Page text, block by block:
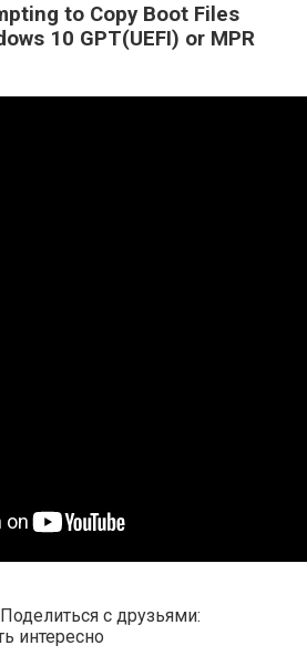
to Copy Boot Files
10 GPT(UEFI) or MPR
с друзьями:
интересно